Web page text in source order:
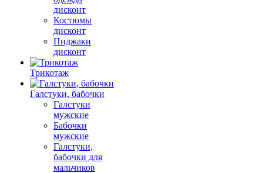
дисконт
Костюмы
дисконт
Пиджаки
дисконт
Трикотаж
Галстуки, бабочки
Галстуки
мужские
Бабочки
мужские
Галстуки,
бабочки для
мальчиков